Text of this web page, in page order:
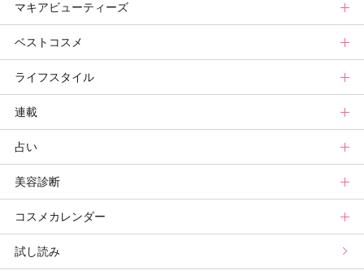
メイク診断
新色コスメスウォッチ
ビューティ速報
ヘアカタログ
ヘアまとめ
ヘア診断
ニュース
ボディケアまとめ
ボディケア診断
美活トップ
美活グランプリ
ヘルスケア・ダイエット
マキアビューティーズ
マキアビューティーズトップ
TOPビューティーズ一覧
ビューティーズ一覧
記事ランキング
メンバーランキング
ベストコスメ
ベストコスメトップ
ベストコスメ
読者ベスコス
プチプラコスメグランプリ
ブライトニング・UVグランプリ
プリュスベスコス
ライフスタイル
ライフスタイルトップ
ニュース
ライフスタイルまとめ
ライフスタイル診断
連載
連載トップ
マキアエディターズのオッス！推しコス
小林ひろ美のキレイはかけ算
小田ユイコのマニアックビューティREPORT
占い
占いトップ
Keikoの月星座占い
三島キアリーの12星座別 恋愛運&美容運
美容診断
美容診断トップ
パーソナルカラー診断
コスメカレンダー
コスメカレンダートップ
試し読み